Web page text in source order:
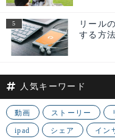
リール
する方法
人気キーワード
動画 ストーリー
ipad シェア イン